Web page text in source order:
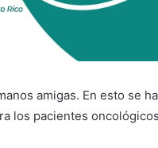
amigas. En esto se
los pacientes